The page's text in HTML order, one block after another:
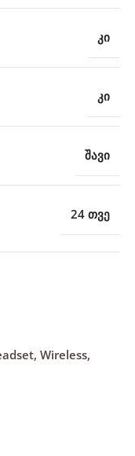
Wireless,
კი
კი
შავი
24 თვე